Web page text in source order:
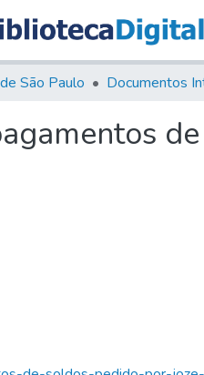
São Paulo Documentos